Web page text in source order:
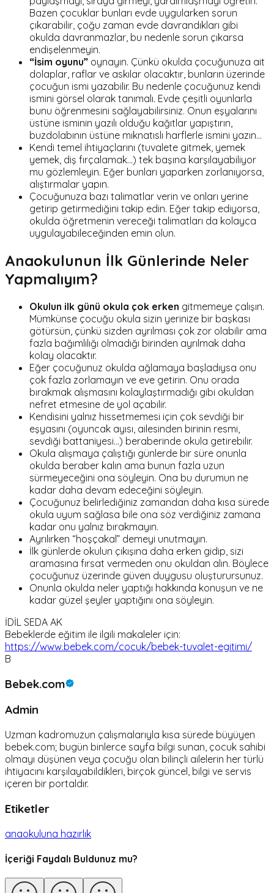
Bazen çocuklar bunları evde uygularken sorun
çıkarabilir, çoğu zaman evde davrandıkları gibi
okulda davranmazlar, bu nedenle sorun çıkarsa
endişelenmeyin.
“İsim oyunu” oynayın. Çünkü okulda çocuğunuza ait
dolaplar, raflar ve askılar olacaktır, bunların üzerinde
çocuğun ismi yazabilir. Bu nedenle çocuğunuz kendi
ismini görsel olarak tanımalı. Evde çeşitli oyunlarla
bunu öğrenmesini sağlayabilirsiniz. Onun eşyalarını
üstüne isminin yazılı olduğu kağıtlar yapıştırın,
buzdolabının üstüne mıknatıslı harflerle ismini yazın...
Kendi temel ihtiyaçlarını (tuvalete gitmek, yemek
yemek, diş fırçalamak...) tek başına karşılayabiliyor
mu gözlemleyin. Eğer bunları yaparken zorlanıyorsa,
alıştırmalar yapın.
Çocuğunuza bazı talimatlar verin ve onları yerine
getirip getirmediğini takip edin. Eğer takip ediyorsa,
okulda öğretmenin vereceği talimatları da kolayca
uygulayabileceğinden emin olun.
Anaokulunun İlk Günlerinde Neler
Yapmalıyım?
Okulun ilk günü okula çok erken gitmemeye çalışın.
Mümkünse çocuğu okula sizin yerinize bir başkası
götürsün, çünkü sizden ayrılması çok zor olabilir ama
fazla bağımlılığı olmadığı birinden ayrılmak daha
kolay olacaktır.
Eğer çocuğunuz okulda ağlamaya başladıysa onu
çok fazla zorlamayın ve eve getirin. Onu orada
bırakmak alışmasını kolaylaştırmadığı gibi okuldan
nefret etmesine de yol açabilir.
Kendisini yalnız hissetmemesi için çok sevdiği bir
eşyasını (oyuncak ayısı, ailesinden birinin resmi,
sevdiği battaniyesi...) beraberinde okula getirebilir.
Okula alışmaya çalıştığı günlerde bir süre onunla
okulda beraber kalın ama bunun fazla uzun
sürmeyeceğini ona söyleyin. Ona bu durumun ne
kadar daha devam edeceğini söyleyin.
Çocuğunuz belirlediğiniz zamandan daha kısa sürede
okula uyum sağlasa bile ona söz verdiğiniz zamana
kadar onu yalnız bırakmayın.
Ayrılırken “hoşçakal” demeyi unutmayın.
İlk günlerde okulun çıkışına daha erken gidip, sizi
aramasına fırsat vermeden onu okuldan alın. Böylece
çocuğunuz üzerinde güven duygusu oluşturursunuz.
Onunla okulda neler yaptığı hakkında konuşun ve ne
kadar güzel şeyler yaptığını ona söyleyin.
İDİL SEDA AK
Bebeklerde eğitim ile ilgili makaleler için:
https://www.bebek.com/cocuk/bebek-tuvalet-egitimi/
B
Bebek.com
Admin
Uzman kadromuzun çalışmalarıyla kısa sürede büyüyen
bebek.com; bugün binlerce sayfa bilgi sunan, çocuk sahibi
olmayı düşünen veya çocuğu olan bilinçli ailelerin her türlü
ihtiyacını karşılayabildikleri, birçok güncel, bilgi ve servis
içeren bir portaldır.
Etiketler
anaokuluna hazırlık
İçeriği Faydalı Buldunuz mu?